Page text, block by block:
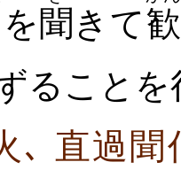
を 聞 きて歓
ることを
､ 直過